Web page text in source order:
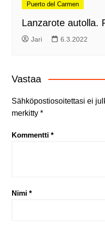
Puerto del Carmen
Lanzarote autolla.
Jari 6.3.2022
Vastaa
Sähköpostiosoitettasi ei
merkitty *
Kommentti *
Nimi *